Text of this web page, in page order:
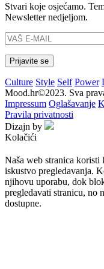
Stvari koje osjećamo.
Newsletter nedjeljom.
Culture Style Self Power
Mood.hr©2023. Sva
Impressum Oglašavanje
Pravila privatnosti
Dizajn by
Kolačići
Naša web stranica
iskustvo pregledavanja.
njihovu uporabu, dok
pregledavati stranicu, no
dostupne.